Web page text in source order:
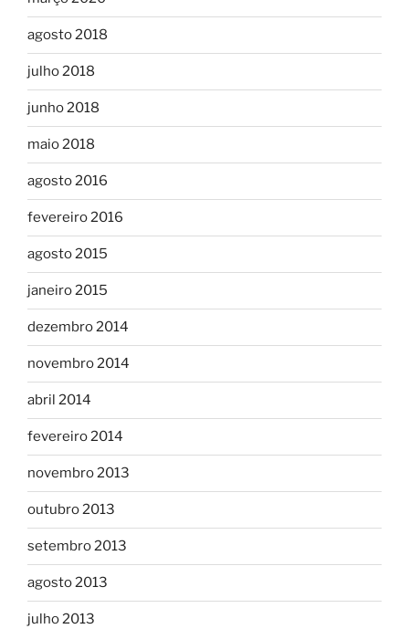
agosto 2018
julho 2018
junho 2018
maio 2018
agosto 2016
fevereiro 2016
agosto 2015
janeiro 2015
dezembro 2014
novembro 2014
abril 2014
fevereiro 2014
novembro 2013
outubro 2013
setembro 2013
agosto 2013
julho 2013